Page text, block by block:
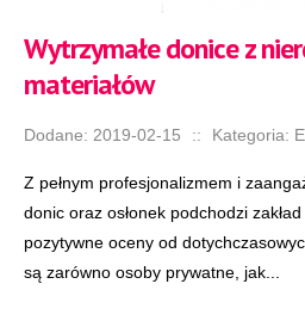
Wytrzymałe donice z
materiałów
Dodane: 2019-02-15 :: Kategoria:
Z pełnym profesjonalizmem i
donic oraz osłonek podchodzi
pozytywne oceny od
są zarówno osoby prywatne, jak...